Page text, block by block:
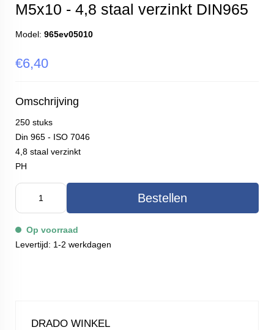
M5x10 - 4,8 staal verzinkt DIN965
Model: 965ev05010
€6,40
Omschrijving
250 stuks
Din 965 - ISO 7046
4,8 staal verzinkt
PH
Bestellen
Op voorraad
Levertijd: 1-2 werkdagen
DRADO WINKEL